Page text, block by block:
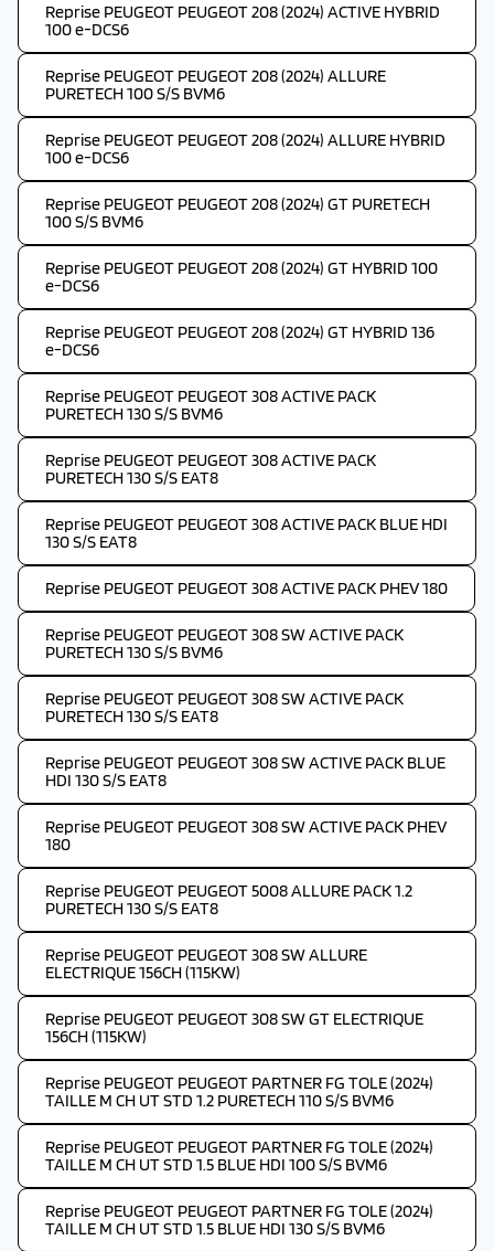
Reprise PEUGEOT PEUGEOT 208 (2024) ACTIVE HYBRID
100 e-DCS6
Reprise PEUGEOT PEUGEOT 208 (2024) ALLURE
PURETECH 100 S/S BVM6
Reprise PEUGEOT PEUGEOT 208 (2024) ALLURE HYBRID
100 e-DCS6
Reprise PEUGEOT PEUGEOT 208 (2024) GT PURETECH
100 S/S BVM6
Reprise PEUGEOT PEUGEOT 208 (2024) GT HYBRID 100
e-DCS6
Reprise PEUGEOT PEUGEOT 208 (2024) GT HYBRID 136
e-DCS6
Reprise PEUGEOT PEUGEOT 308 ACTIVE PACK
PURETECH 130 S/S BVM6
Reprise PEUGEOT PEUGEOT 308 ACTIVE PACK
PURETECH 130 S/S EAT8
Reprise PEUGEOT PEUGEOT 308 ACTIVE PACK BLUE HDI
130 S/S EAT8
Reprise PEUGEOT PEUGEOT 308 ACTIVE PACK PHEV 180
Reprise PEUGEOT PEUGEOT 308 SW ACTIVE PACK
PURETECH 130 S/S BVM6
Reprise PEUGEOT PEUGEOT 308 SW ACTIVE PACK
PURETECH 130 S/S EAT8
Reprise PEUGEOT PEUGEOT 308 SW ACTIVE PACK BLUE
HDI 130 S/S EAT8
Reprise PEUGEOT PEUGEOT 308 SW ACTIVE PACK PHEV
180
Reprise PEUGEOT PEUGEOT 5008 ALLURE PACK 1.2
PURETECH 130 S/S EAT8
Reprise PEUGEOT PEUGEOT 308 SW ALLURE
ELECTRIQUE 156CH (115KW)
Reprise PEUGEOT PEUGEOT 308 SW GT ELECTRIQUE
156CH (115KW)
Reprise PEUGEOT PEUGEOT PARTNER FG TOLE (2024)
TAILLE M CH UT STD 1.2 PURETECH 110 S/S BVM6
Reprise PEUGEOT PEUGEOT PARTNER FG TOLE (2024)
TAILLE M CH UT STD 1.5 BLUE HDI 100 S/S BVM6
Reprise PEUGEOT PEUGEOT PARTNER FG TOLE (2024)
TAILLE M CH UT STD 1.5 BLUE HDI 130 S/S BVM6